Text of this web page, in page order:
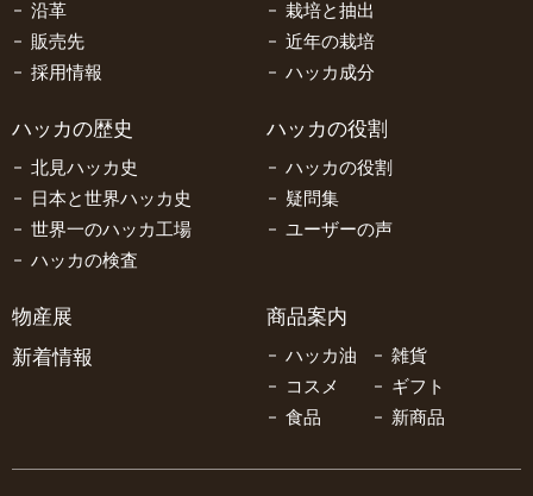
沿革
販売先
採用情報
栽培と抽出
近年の栽培
ハッカ成分
ハッカの歴史
北見ハッカ史
日本と世界ハッカ史
世界一のハッカ工場
ハッカの検査
ハッカの役割
ハッカの役割
疑問集
ユーザーの声
物産展
新着情報
商品案内
ハッカ油
雑貨
コスメ
ギフト
食品
新商品